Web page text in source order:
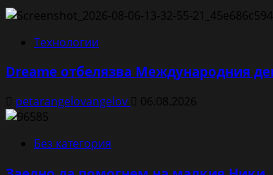
Технологии
Dreame отбелязва Международния
petarangelovangelov 06.08.2026
Без категория